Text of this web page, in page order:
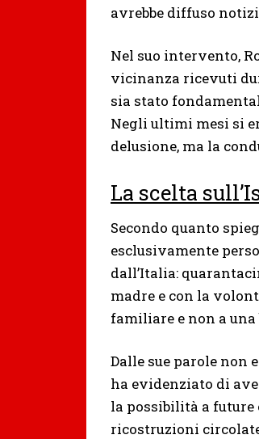
avrebbe diffuso
Nel suo intervento,
vicinanza ricevuti
sia stato
Negli ultimi mesi si
delusione, ma la
La scelta
Secondo quanto
esclusivamente
dall’Italia:
madre e con la
familiare e non a
Dalle sue parole non
ha evidenziato di
la possibilità a
ricostruzioni